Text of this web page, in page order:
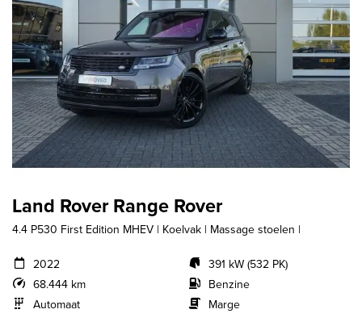
Land Rover Range Rover
4.4 P530 First Edition MHEV | Koelvak | Massage stoelen |
2022
68.444 km
Automaat
391 kW (532 PK)
Benzine
Marge